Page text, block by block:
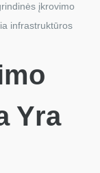
įkrovimo
infrastruktūros
Yra